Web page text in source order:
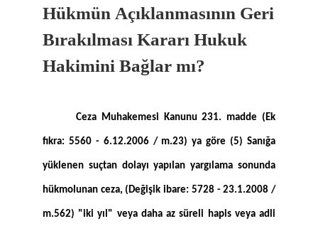
Hükmün Açıklanmasının Geri
Bırakılması Kararı Hukuk
Hakimini Bağlar mı?
Ceza Muhakemesi Kanunu 231. madde (Ek
fıkra: 5560 - 6.12.2006 / m.23) ya göre (5) Sanığa
yüklenen suçtan dolayı yapılan yargılama sonunda
hükmolunan ceza, (Değişik ibare: 5728 - 23.1.2008 /
m.562) "iki yıl" veya daha az süreli hapis veya adli